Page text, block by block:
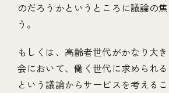
のだろうかというところに議論の
う。
もしくは、高齢者世代がかなり大
会において、働く世代に求められ
という議論からサービスを考える